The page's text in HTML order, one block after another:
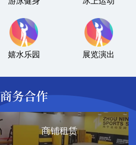
嬉水乐园 展览演出
商务合作
商铺租赁